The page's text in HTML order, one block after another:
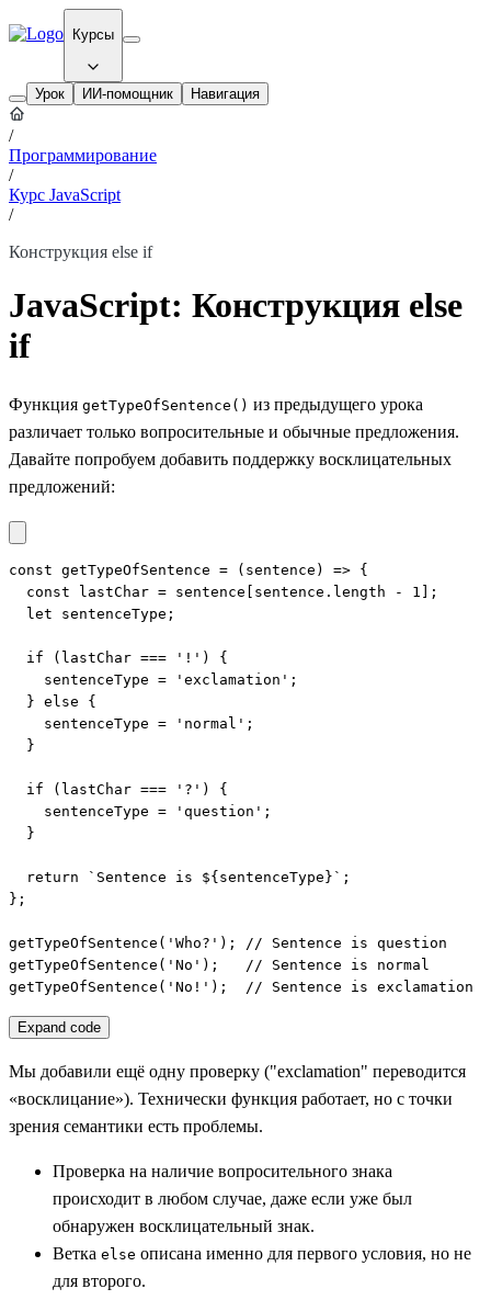
Курсы
Урок ИИ-помощник Навигация
/
Программирование
/
Курс JavaScript
/
Конструкция else if
JavaScript: Конструкция else
if
Функция getTypeOfSentence() из предыдущего урока
различает только вопросительные и обычные предложения.
Давайте попробуем добавить поддержку восклицательных
предложений:
const getTypeOfSentence = (sentence) => {
  const lastChar = sentence[sentence.length - 1];
  let sentenceType;
  if (lastChar === '!') {
    sentenceType = 'exclamation';
  } else {
    sentenceType = 'normal';
  }
  if (lastChar === '?') {
    sentenceType = 'question';
  }
  return `Sentence is ${sentenceType}`;
};
getTypeOfSentence('Who?'); // Sentence is question
getTypeOfSentence('No');   // Sentence is normal
getTypeOfSentence('No!');  // Sentence is exclamation
Expand code
Мы добавили ещё одну проверку ("exclamation" переводится
«восклицание»). Технически функция работает, но с точки
зрения семантики есть проблемы.
Проверка на наличие вопросительного знака
происходит в любом случае, даже если уже был
обнаружен восклицательный знак.
Ветка else описана именно для первого условия, но не
для второго.